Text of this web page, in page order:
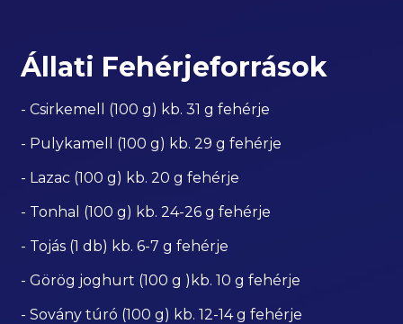
Állati Fehérjeforrások
- Csirkemell (100 g) kb. 31 g fehérje
- Pulykamell (100 g) kb. 29 g fehérje
- Lazac (100 g) kb. 20 g fehérje
- Tonhal (100 g) kb. 24-26 g fehérje
- Tojás (1 db) kb. 6-7 g fehérje
- Görög joghurt (100 g )kb. 10 g fehérje
- Sovány túró (100 g) kb. 12-14 g fehérje